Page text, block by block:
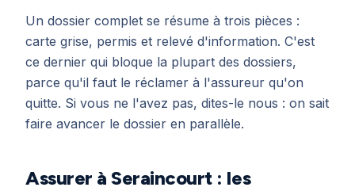
Un dossier complet se résume à trois pièces :
carte grise, permis et relevé d'information. C'est
ce dernier qui bloque la plupart des dossiers,
parce qu'il faut le réclamer à l'assureur qu'on
quitte. Si vous ne l'avez pas, dites-le nous : on sait
faire avancer le dossier en parallèle.
Assurer à Seraincourt : les